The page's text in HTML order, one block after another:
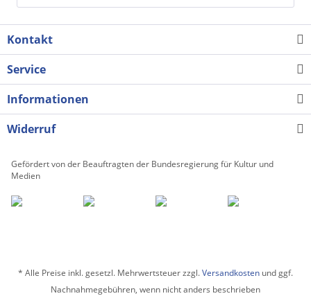
Kontakt
Service
Informationen
Widerruf
Gefördert von der Beauftragten der Bundesregierung für Kultur und
Medien
* Alle Preise inkl. gesetzl. Mehrwertsteuer zzgl.Versandkosten und ggf.
Nachnahmegebühren, wenn nicht anders beschrieben